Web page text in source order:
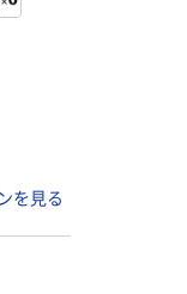
を見る